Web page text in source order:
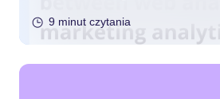
9 minut czytania